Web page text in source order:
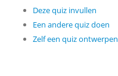
Deze quiz invullen
Een andere quiz doen
Zelf een quiz ontwerpen